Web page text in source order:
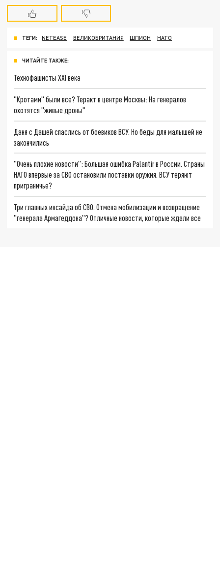
ТЕГИ: NETEASE ВЕЛИКОБРИТАНИЯ ШПИОН НАТО
ЧИТАЙТЕ ТАКЖЕ:
Технофашисты XXI века
"Кротами" были все? Теракт в центре Москвы: На генералов
охотятся "живые дроны"
Даня с Дашей спаслись от боевиков ВСУ. Но беды для малышей не
закончились
"Очень плохие новости": Большая ошибка Palantir в России. Страны
НАТО впервые за СВО остановили поставки оружия. ВСУ теряют
приграничье?
Три главных инсайда об СВО. Отмена мобилизации и возвращение
"генерала Армагеддона"? Отличные новости, которые ждали все